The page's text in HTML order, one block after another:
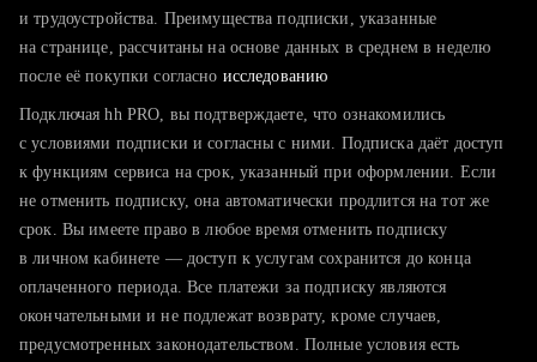
тратите много времени на поиск и вручную поднимаете
хотите сравнить себя с конкурентами и оценить шансы
и трудоустройства. Преимущества подписки, указанные
на странице, рассчитаны на основе данных в среднем в неделю
после её покупки согласно исследованию
Подключая hh PRO, вы подтверждаете, что ознакомились
с условиями подписки и согласны с ними. Подписка даёт доступ
к функциям сервиса на срок, указанный при оформлении. Если
не отменить подписку, она автоматически продлится на тот же
срок. Вы имеете право в любое время отменить подписку
в личном кабинете — доступ к услугам сохранится до конца
оплаченного периода. Все платежи за подписку являются
окончательными и не подлежат возврату, кроме случаев,
предусмотренных законодательством. Полные условия есть